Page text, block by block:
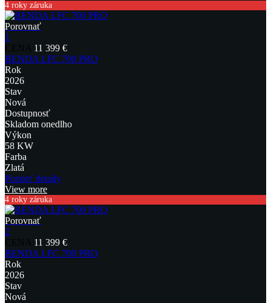
4 roky záruka
Porovnať
1
11 399 €
BENDA LFC 700 PRO
Rok
2026
Stav
Nová
Dostupnosť
Skladom onedlho
Výkon
58 KW
Farba
Zlatá
Pozrieť detaily
View more
4 roky záruka
Porovnať
2
11 399 €
BENDA LFC 700 PRO
Rok
2026
Stav
Nová